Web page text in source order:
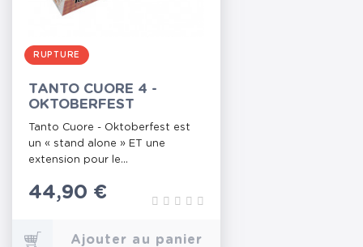
RUPTURE
TANTO CUORE 4 -
OKTOBERFEST
Tanto Cuore - Oktoberfest est
un « stand alone » ET une
extension pour le...
Prix
44,90 €
Ajouter au panier